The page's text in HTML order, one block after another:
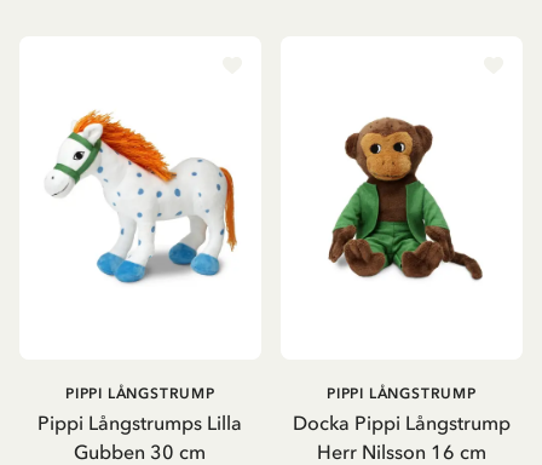
Pippi Långstrumps Lilla
Gubben 30 cm
PIPPI LÅNGSTRUMP
Docka Pippi Långstrump
Herr Nilsson 16 cm
PIPPI LÅNGSTRUMP